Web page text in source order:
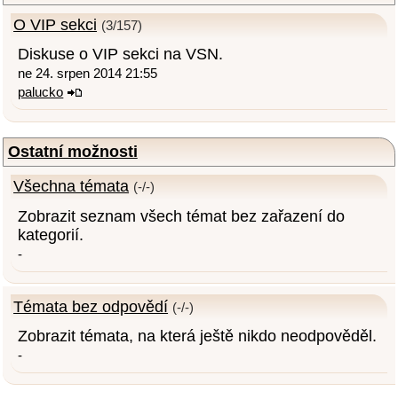
O VIP sekci (3/157)
Diskuse o VIP sekci na VSN.
ne 24. srpen 2014 21:55
palucko
Ostatní možnosti
Všechna témata (-/-)
Zobrazit seznam všech témat bez zařazení do
kategorií.
-
Témata bez odpovědí (-/-)
Zobrazit témata, na která ještě nikdo neodpověděl.
-